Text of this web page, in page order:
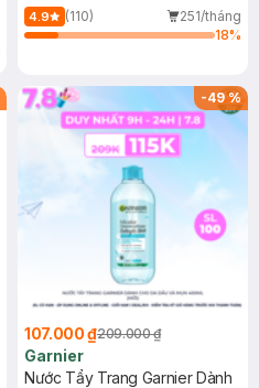
40ml
4.9 (110)
251/tháng
18%
-49%
107.000 ₫209.000 ₫
Garnier
Nước Tẩy Trang Garnier Dành